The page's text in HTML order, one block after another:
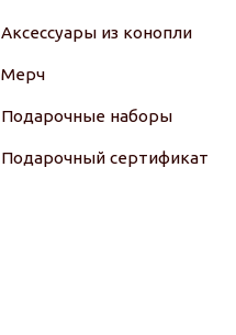
Аксессуары из конопли
Мерч
Подарочные наборы
Подарочный сертификат